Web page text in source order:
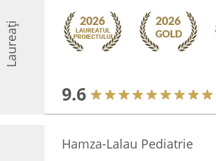
Laureați
9.6
Hamza-Lalau Pediatrie